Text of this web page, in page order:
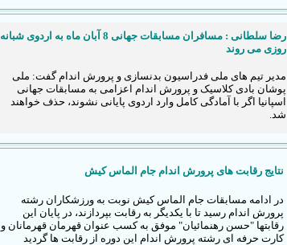
رضا سلطانی : مسافران مسابقات جهانی 8 آبان ماه به اردوی شبانه
روزی می روند
مدیر تیم های ملی فدراسیون بدنسازی و پرورش اندام گفت: ملی
پوشان بادی کلاسیک و پرورش اندام اعزامی به مسابقات جهانی
اسپانیا اگر با آمادگی کامل وارد اردوی پایانی نشوند، حذف خواهند
شد.
نتایج رقابت های پرورش اندام جام الماس کیش
در ادامه مسابقات جام الماس کیش نوبت به ورزشکاران رشته
پرورش اندام رسید تا با یکدیگر به رقابت بپردازند، در پایان این
رقابتها "حسن رهنمائیان" موفق به کسب عنوان قهرمان قهرمانان و
کارت حرفه ای رشته پرورش اندام این دوره از رقابت ها گردید